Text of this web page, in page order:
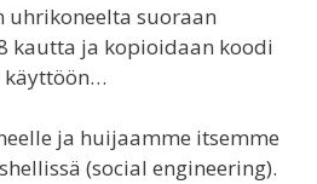
uhrikoneelta suoraan
kautta ja kopioidaan koodi
käyttöön…
ja huijaamme itsemme
(social engineering).